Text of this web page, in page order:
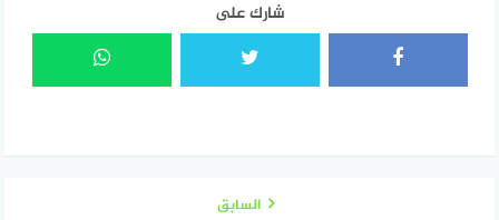
شارك على
السابق